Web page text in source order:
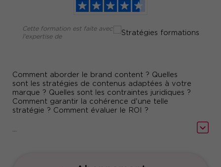
Comment aborder le brand content ? Quelles
sont les stratégies de contenus adaptées à votre
marque ? Quelles sont les contraintes juridiques ?
Comment garantir la cohérence d'une telle
stratégie ? Comment évaluer le ROI ?
Consumers magazines, contenus web,
...
Cette formation est faite avec
l'expertise de